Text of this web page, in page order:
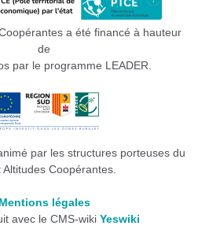
a été financé à hauteur
de
par le programme LEADER.
par les structures porteuses du
Altitudes Coopérantes.
Mentions légales
avec le CMS-wiki Yeswiki